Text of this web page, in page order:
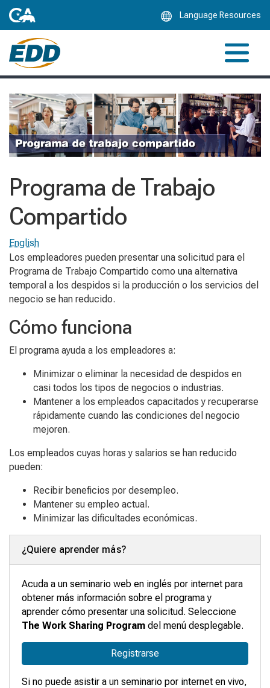
Language Resources
Programa de Trabajo
Compartido
English
Los empleadores pueden presentar una solicitud para el
Programa de Trabajo Compartido como una alternativa
temporal a los despidos si la producción o los servicios del
negocio se han reducido.
Cómo funciona
El programa ayuda a los empleadores a:
Minimizar o eliminar la necesidad de despidos en
casi todos los tipos de negocios o industrias.
Mantener a los empleados capacitados y recuperarse
rápidamente cuando las condiciones del negocio
mejoren.
Los empleados cuyas horas y salarios se han reducido
pueden:
Recibir beneficios por desempleo.
Mantener su empleo actual.
Minimizar las dificultades económicas.
¿Quiere aprender más?
Acuda a un seminario web en inglés por internet para
obtener más información sobre el programa y
aprender cómo presentar una solicitud. Seleccione
The Work Sharing Program del menú desplegable.
Registrarse
Si no puede asistir a un seminario por internet en vivo,